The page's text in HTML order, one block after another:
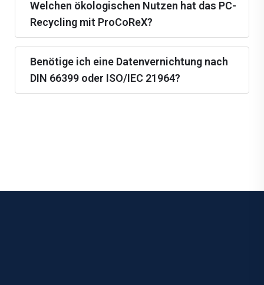
Welchen ökologischen Nutzen hat das PC-
Recycling mit ProCoReX?
Benötige ich eine Datenvernichtung nach
DIN 66399 oder ISO/IEC 21964?